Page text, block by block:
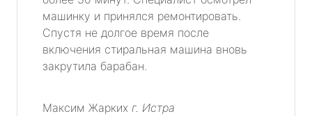
машинку и принялся ремонтировать.
Спустя не долгое время после
включения стиральная машина вновь
закрутила барабан.
Максим Жарких г. Истра